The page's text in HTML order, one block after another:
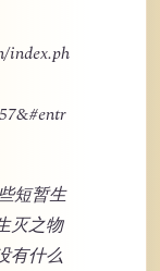
index.ph
短暂生
灭之物
有什么